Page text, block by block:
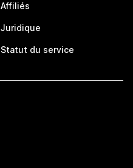
Affiliés
Juridique
Statut du service